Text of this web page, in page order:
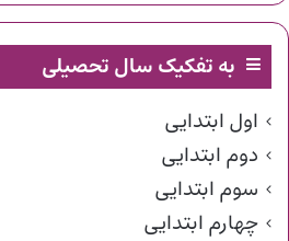
به تفکیک سال تحصیلی
اول ابتدایی
دوم ابتدایی
سوم ابتدایی
چهارم ابتدایی